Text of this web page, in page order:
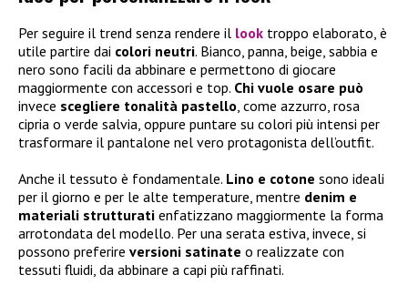
Per seguire il trend senza rendere il look troppo elaborato, è
utile partire dai colori neutri. Bianco, panna, beige, sabbia e
nero sono facili da abbinare e permettono di giocare
maggiormente con accessori e top. Chi vuole osare può
invece scegliere tonalità pastello , come azzurro, rosa
cipria o verde salvia, oppure puntare su colori più intensi per
trasformare il pantalone nel vero protagonista dell’outfit.
Anche il tessuto è fondamentale. Lino e cotone sono ideali
per il giorno e per le alte temperature, mentre denim e
materiali strutturati enfatizzano maggiormente la forma
arrotondata del modello. Per una serata estiva, invece, si
possono preferire versioni satinate o realizzate con
tessuti fluidi, da abbinare a capi più raffinati.